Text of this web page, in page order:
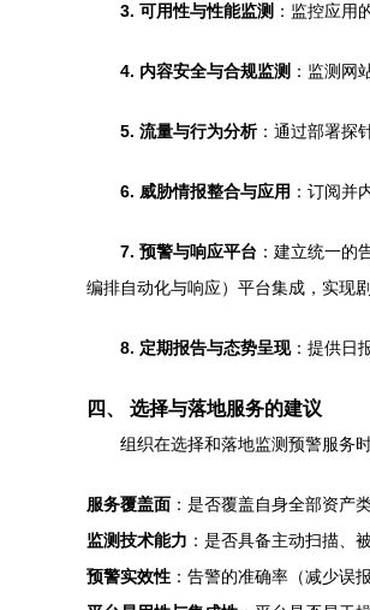
3. 可用性与性能监测 ：监控应用
4. 内容安全与合规监测 ：监测网
5. 流量与行为分析：通过部署探
6. 威胁情报整合与应用 ：订阅并
7. 预警与响应平台 ：建立统一的
编排自动化与响应）平台集成，实现剧
8. 定期报告与态势呈现：提供日
四、 选择与落地服务的建议
组织在选择和落地监测预警服务
服务覆盖面 ：是否覆盖自身全部资产
监测技术能力 ：是否具备主动扫描、
预警实效性 ：告警的准确率（减少误